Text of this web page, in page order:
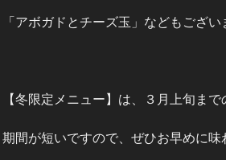
「アボガドとチーズ玉」などもござい
【冬限定メニュー】は、３月上旬まで
期間が短いですので、ぜひお早めに味